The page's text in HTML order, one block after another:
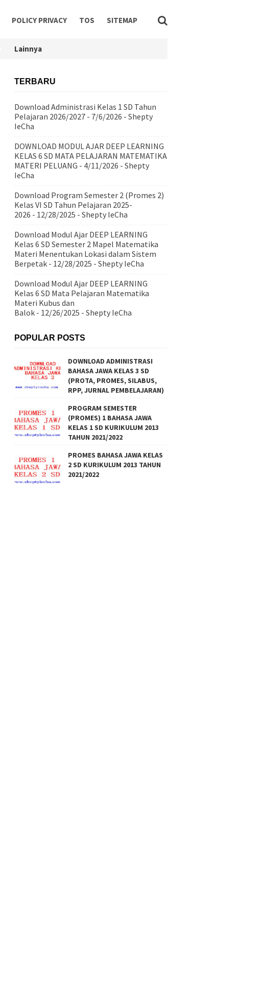
POLICY PRIVACY TOS SITEMAP
Lainnya
TERBARU
Download Administrasi Kelas 1 SD Tahun
Pelajaran 2026/2027 - 7/6/2026 - Shepty
IeCha
DOWNLOAD MODUL AJAR DEEP LEARNING
KELAS 6 SD MATA PELAJARAN MATEMATIKA
MATERI PELUANG - 4/11/2026 - Shepty
IeCha
Download Program Semester 2 (Promes 2)
Kelas VI SD Tahun Pelajaran 2025-
2026 - 12/28/2025 - Shepty IeCha
Download Modul Ajar DEEP LEARNING
Kelas 6 SD Semester 2 Mapel Matematika
Materi Menentukan Lokasi dalam Sistem
Berpetak - 12/28/2025 - Shepty IeCha
Download Modul Ajar DEEP LEARNING
Kelas 6 SD Mata Pelajaran Matematika
Materi Kubus dan
Balok - 12/26/2025 - Shepty IeCha
POPULAR POSTS
DOWNLOAD ADMINISTRASI
BAHASA JAWA KELAS 3 SD
(PROTA, PROMES, SILABUS,
RPP, JURNAL PEMBELAJARAN)
PROGRAM SEMESTER
(PROMES) 1 BAHASA JAWA
KELAS 1 SD KURIKULUM 2013
TAHUN 2021/2022
PROMES BAHASA JAWA KELAS
2 SD KURIKULUM 2013 TAHUN
2021/2022